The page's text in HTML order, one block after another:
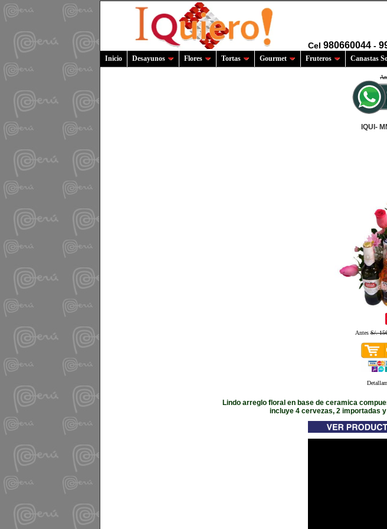
Cel 980660044 -
Inicio Desayunos Flores Tortas Gourmet Fruteros Canastas
IQUI-
AntesS/.
Lindo arreglo floral en base de ceramica
incluye 4 cervezas, 2 importadas